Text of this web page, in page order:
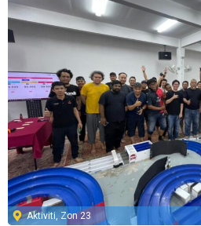
Aktiviti, Zon 23